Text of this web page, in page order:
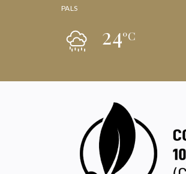
PALS
24ºC